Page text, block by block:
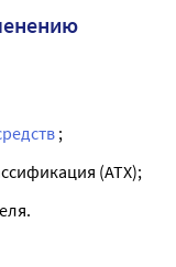
;
(ATX);